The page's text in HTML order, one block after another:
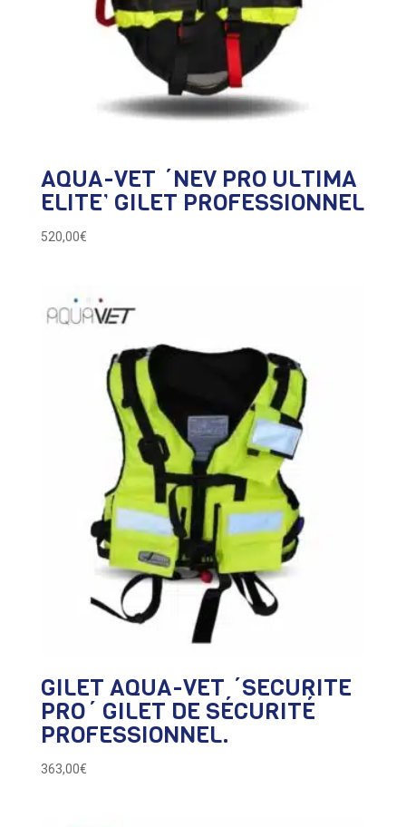
AQUA-VET ´NEV PRO ULTIMA
ELITE’ GILET PROFESSIONNEL
520,00€
GILET AQUA-VET ´SECURITE
PRO´ GILET DE SÉCURITÉ
PROFESSIONNEL.
363,00€